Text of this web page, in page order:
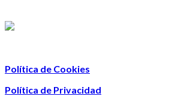
Política de Cookies
Política de Privacidad